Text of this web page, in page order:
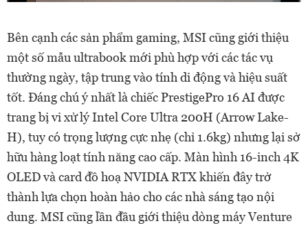
Bên cạnh các sản phẩm gaming, MSI cũng giới thiệu
một số mẫu ultrabook mới phù hợp với các tác vụ
thường ngày, tập trung vào tính di động và hiệu suất
tốt. Đáng chú ý nhất là chiếc PrestigePro 16 AI được
trang bị vi xử lý Intel Core Ultra 200H (Arrow Lake-
H), tuy có trọng lượng cực nhẹ (chỉ 1.6kg) nhưng lại sở
hữu hàng loạt tính năng cao cấp. Màn hình 16-inch 4K
OLED và card đồ hoạ NVIDIA RTX khiến đây trở
thành lựa chọn hoàn hảo cho các nhà sáng tạo nội
dung. MSI cũng lần đầu giới thiệu dòng máy Venture